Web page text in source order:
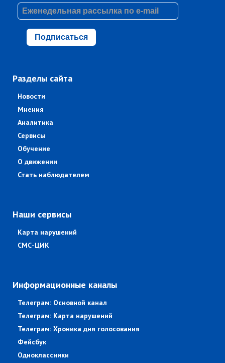
Подписаться
Разделы сайта
Новости
Мнения
Аналитика
Сервисы
Обучение
О движении
Стать наблюдателем
Наши сервисы
Карта нарушений
СМС-ЦИК
Информационные каналы
Телеграм: Основной канал
Телеграм: Карта нарушений
Телеграм: Хроника дня голосования
Фейсбук
Одноклассники